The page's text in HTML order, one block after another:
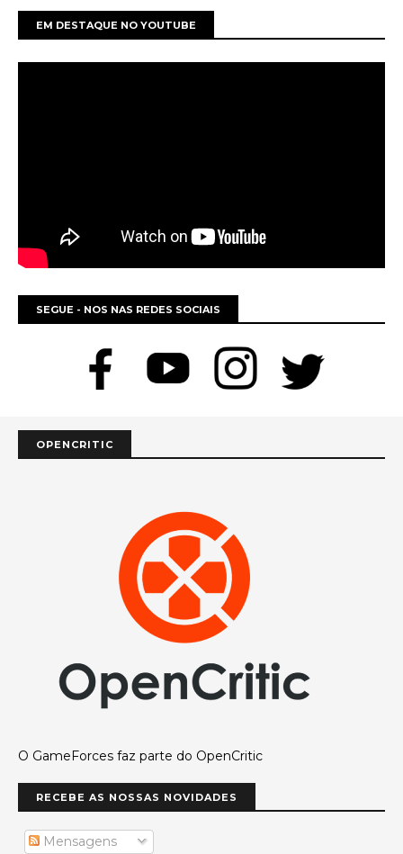
EM DESTAQUE NO YOUTUBE
SEGUE - NOS NAS REDES SOCIAIS
OPENCRITIC
O GameForces faz parte do OpenCritic
RECEBE AS NOSSAS NOVIDADES
Mensagens